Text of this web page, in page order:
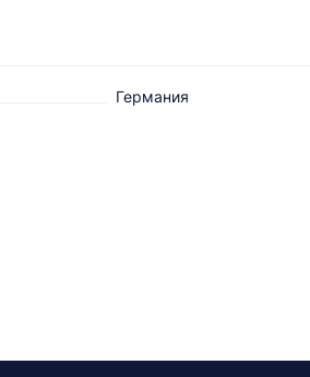
Германия